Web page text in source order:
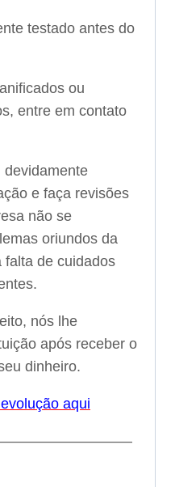
testado antes do
ou
entre em contato
devidamente
e faça revisões
não se
oriundos da
falta de cuidados
nós lhe
após receber o
dinheiro.
aqui